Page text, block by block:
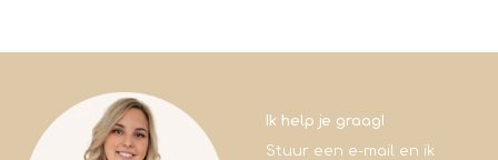
Ik help je graag!
Stuur een e-mail en ik